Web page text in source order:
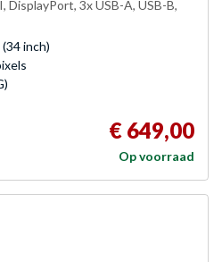
3x USB-A, USB-B,
inch)
€ 649,00
Op voorraad